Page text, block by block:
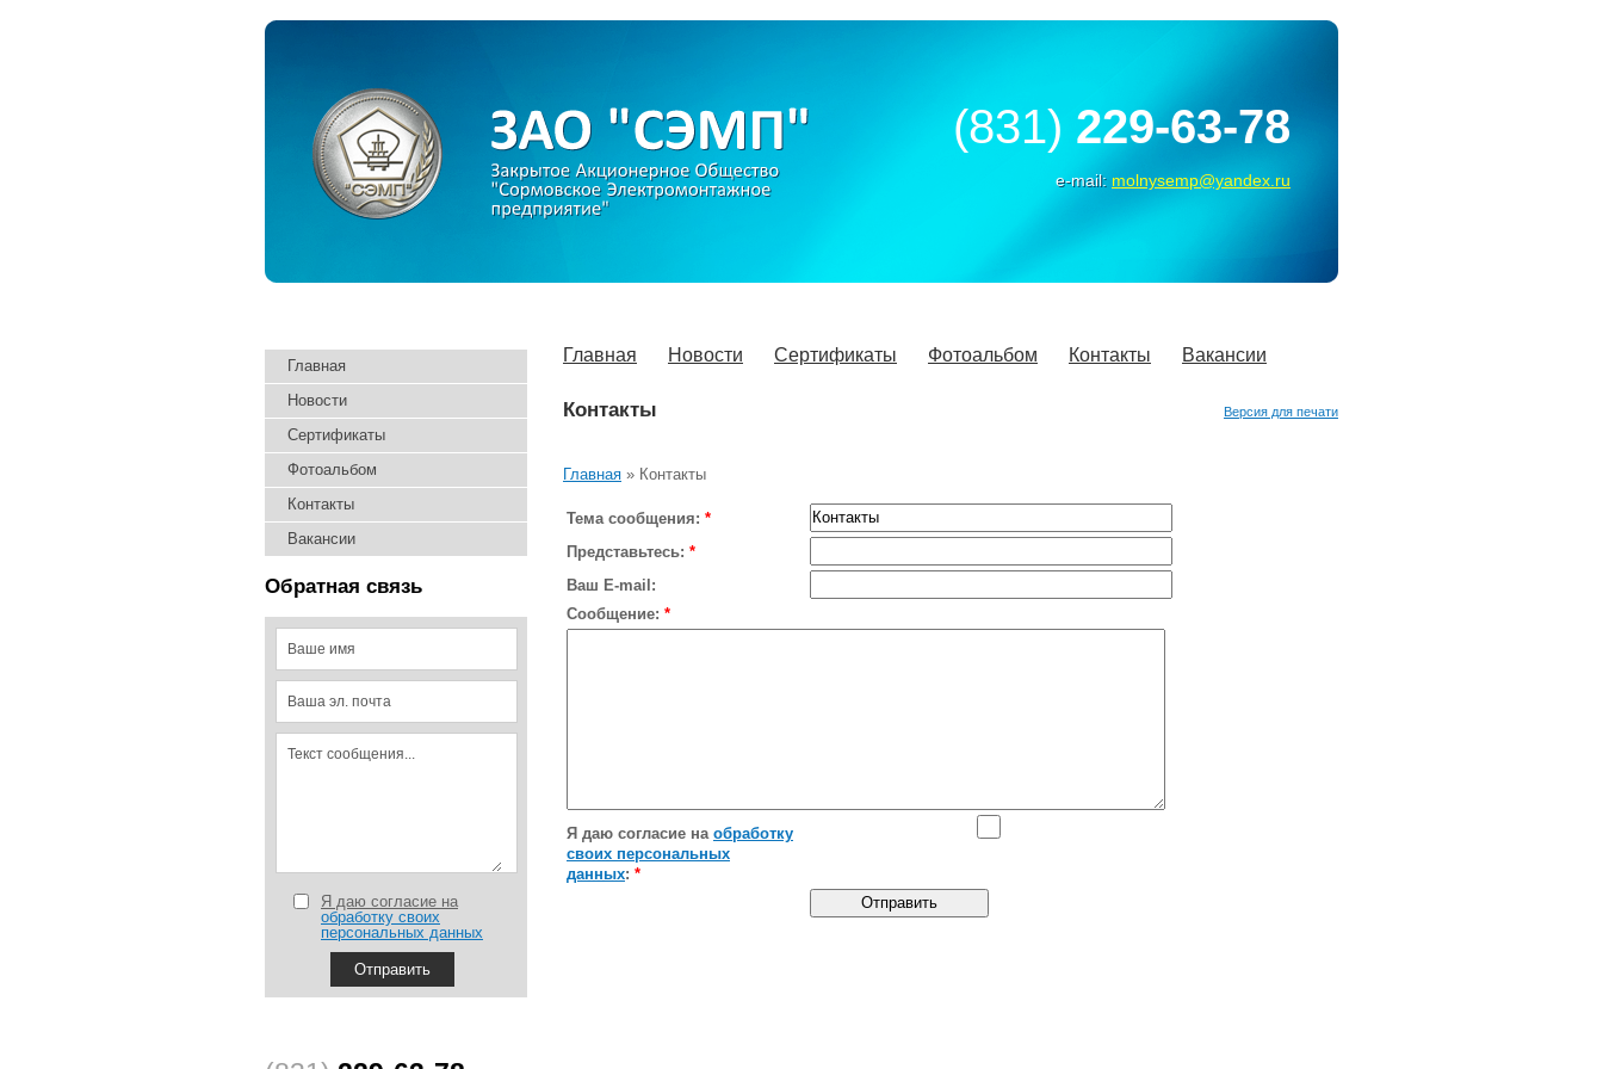
(831) 229-63-78
e-mail: molnysemp@yandex.ru
Главная Новости Сертификаты Фотоальбом Контакты Вакансии
Контакты Версия для печати
Главная » Контакты
Тема сообщения: *
Представьтесь: *
Ваш E-mail:
Сообщение: *
Я даю согласие на обработку
своих персональных
данных: *
Главная
Новости
Сертификаты
Фотоальбом
Контакты
Вакансии
Обратная связь
Я даю согласие на
обработку своих
персональных данных